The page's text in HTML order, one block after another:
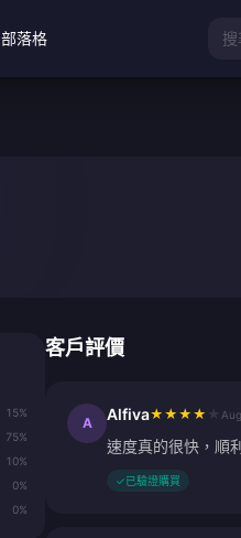
部落格
15%
75%
10%
0%
0%
客戶評價
A Alfiva★ ★ ★ ★
速度真的很快，順
✓已驗證購買